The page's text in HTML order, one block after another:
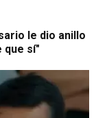
le dio anillo
que sí"